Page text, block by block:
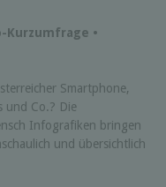
Kurzumfrage •
Smartphone,
und Co.? Die
Infografiken bringen
und übersichtlich